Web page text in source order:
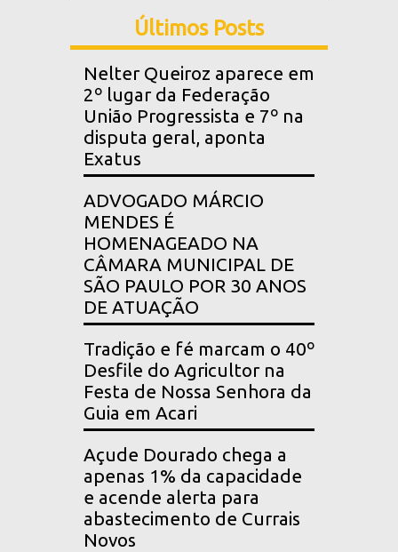
Últimos Posts
Nelter Queiroz aparece em
2º lugar da Federação
União Progressista e 7º na
disputa geral, aponta
Exatus
ADVOGADO MÁRCIO
MENDES É
HOMENAGEADO NA
CÂMARA MUNICIPAL DE
SÃO PAULO POR 30 ANOS
DE ATUAÇÃO
Tradição e fé marcam o 40º
Desfile do Agricultor na
Festa de Nossa Senhora da
Guia em Acari
Açude Dourado chega a
apenas 1% da capacidade
e acende alerta para
abastecimento de Currais
Novos